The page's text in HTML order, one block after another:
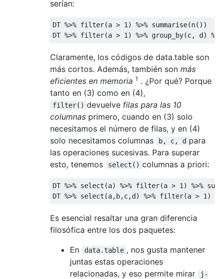
serían:
DT %>% filter(a > 1 ) %>%
DT %>% filter(a > 1 ) %>% group_by(c, d)
Claramente, los códigos de data.table son
más cortos. Además, también son más
eficientes en memoria 1 . ¿Por qué? Porque
tanto en (3) como en (4),
filter() devuelve filas para las 10
columnas primero, cuando en (3) solo
necesitamos el número de filas, y en (4)
solo necesitamos columnas
b, c, d para
las operaciones sucesivas. Para superar
esto, tenemos
select() columnas a priori:
DT %>% select(a) %>% filter(a > 1 ) %>%
DT %>% select(a,b,c,d) %>% filter(a > 1 )
Es esencial resaltar una gran diferencia
filosófica entre los dos paquetes:
En
data.table , nos gusta mantener
juntas estas operaciones
relacionadas, y eso permite mirar
j-